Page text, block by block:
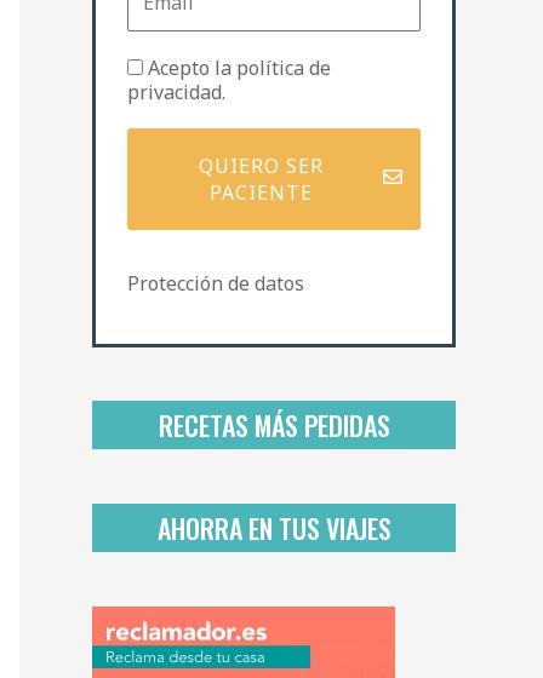
ea
i
l
P
o
í
a
e
i
a
i
a
Acepto la política de
privacidad.
QUIERO SER
PACIENTE
Protección de datos
RECETAS MÁS PEDIDAS
AHORRA EN TUS VIAJES